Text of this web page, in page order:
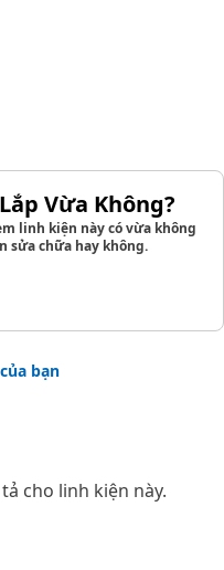
Vừa Không?
linh kiện này có vừa không
sửa chữa hay không.
bạn
cho linh kiện này.